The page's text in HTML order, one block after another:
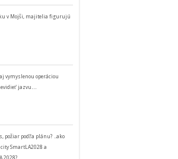
v Mojši, majitelia figurujú
vymyslenou operáciou
jazvu…
požiar podľa plánu? ..ako
SmartLA2028 a